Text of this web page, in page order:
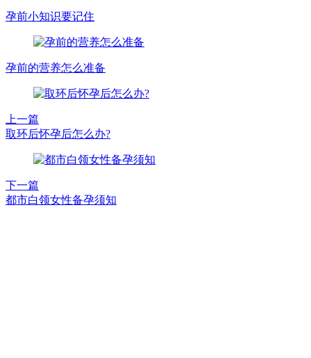
孕前小知识要记住
孕前的营养怎么准备
上一篇
取环后怀孕后怎么办?
下一篇
都市白领女性备孕须知